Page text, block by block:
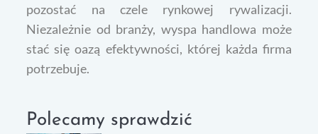
pozostać na czele rynkowej rywalizacji.
Niezależnie od branży, wyspa handlowa może
stać się oazą efektywności, której każda firma
potrzebuje.
Polecamy sprawdzić